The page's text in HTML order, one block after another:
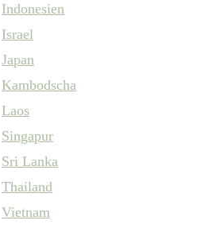
Indonesien
Israel
Japan
Kambodscha
Laos
Singapur
Sri Lanka
Thailand
Vietnam